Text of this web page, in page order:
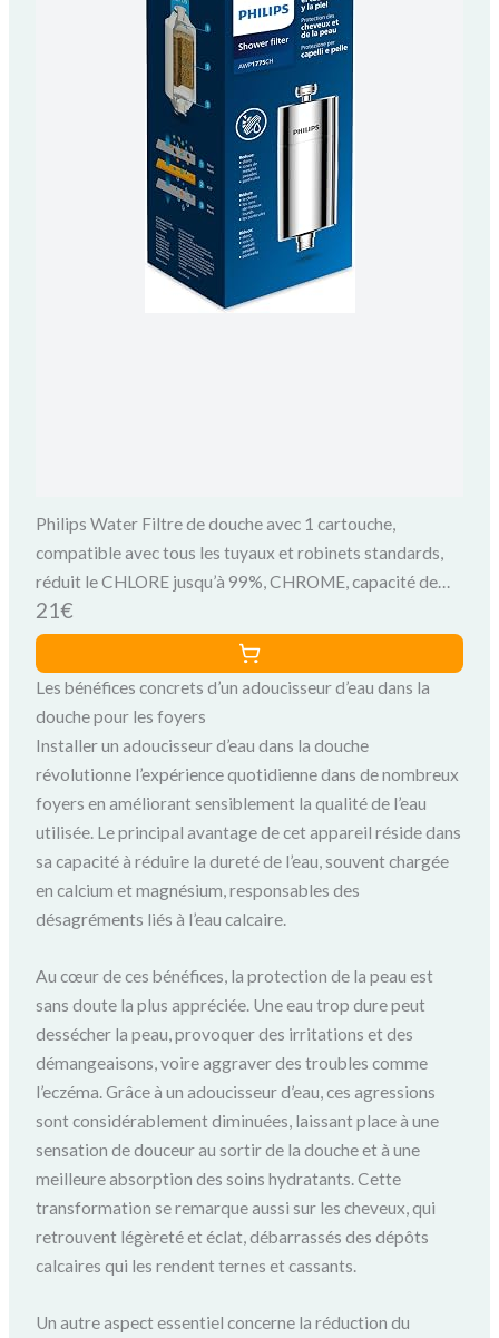
Philips Water Filtre de douche avec 1 cartouche,
compatible avec tous les tuyaux et robinets standards,
réduit le CHLORE jusqu’à 99%, CHROME, capacité de
filtration de 50.000 L
21€
Les bénéfices concrets d’un adoucisseur d’eau dans la
douche pour les foyers
Installer un adoucisseur d’eau dans la douche
révolutionne l’expérience quotidienne dans de nombreux
foyers en améliorant sensiblement la qualité de l’eau
utilisée. Le principal avantage de cet appareil réside dans
sa capacité à réduire la dureté de l’eau, souvent chargée
en calcium et magnésium, responsables des
désagréments liés à l’eau calcaire.
Au cœur de ces bénéfices, la protection de la peau est
sans doute la plus appréciée. Une eau trop dure peut
dessécher la peau, provoquer des irritations et des
démangeaisons, voire aggraver des troubles comme
l’eczéma. Grâce à un adoucisseur d’eau, ces agressions
sont considérablement diminuées, laissant place à une
sensation de douceur au sortir de la douche et à une
meilleure absorption des soins hydratants. Cette
transformation se remarque aussi sur les cheveux, qui
retrouvent légèreté et éclat, débarrassés des dépôts
calcaires qui les rendent ternes et cassants.
Un autre aspect essentiel concerne la réduction du